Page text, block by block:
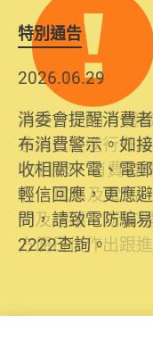
特別通告
2026.06.29
消委會提醒消費
布消費警示。如
收相關來電、電
輕信回應，更應
問，請致電防騙
2222查詢。
2025.10.31
為提升使用者體
系統已經進行升
10日起，消費者
名、電郵及電話
詢及建議。所有
方便日後作出跟進